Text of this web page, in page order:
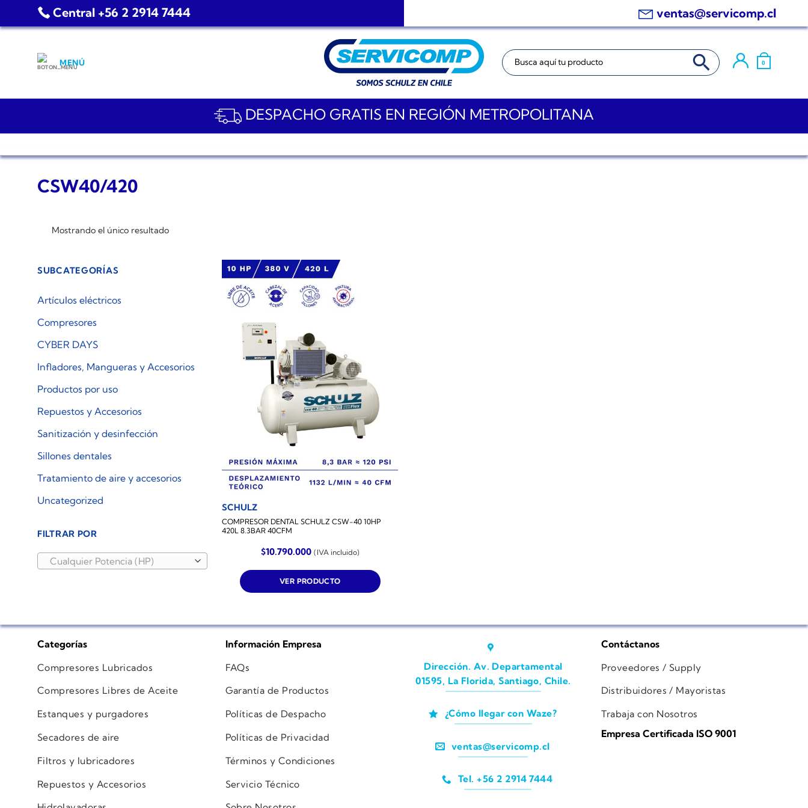
Central +56 2 2914 7444 ventas@servicomp.cl
MENÚ
Buscar: BOTÓN DE BÚSQUEDA
0
DESPACHO GRATIS EN REGIÓN METROPOLITANA
CSW40/420
Mostrando el único resultado
SUBCATEGORÍAS
Artículos eléctricos
Compresores
CYBER DAYS
Infladores, Mangueras y Accesorios
Productos por uso
Repuestos y Accesorios
Sanitización y desinfección
Sillones dentales
Tratamiento de aire y accesorios
Uncategorized
FILTRAR POR
Cualquier Potencia (HP)
SCHULZ
COMPRESOR DENTAL SCHULZ CSW-40 10HP
420L 8.3BAR 40CFM
$10.790.000 (IVA incluido)
VER PRODUCTO
Categorías
Compresores Lubricados
Compresores Libres de Aceite
Estanques y purgadores
Secadores de aire
Filtros y lubricadores
Repuestos y Accesorios
Información Empresa
FAQs
Garantía de Productos
Políticas de Despacho
Políticas de Privacidad
Términos y Condiciones
Servicio Técnico
Dirección. Av. Departamental
01595, La Florida, Santiago, Chile.
¿Cómo llegar con Waze?
ventas@servicomp.cl
Tel. +56 2 2914 7444
Contáctanos
Proveedores / Supply
Distribuidores / Mayoristas
Trabaja con Nosotros
Empresa Certificada ISO 9001